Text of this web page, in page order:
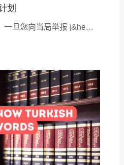
划
一旦您向当局举报 [&he…